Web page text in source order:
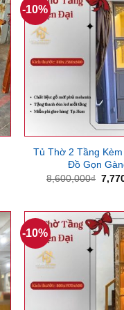
-10%
Tủ Thờ 2 Tầng
Đồ Gọn
8,600,000₫ Giá
-10%